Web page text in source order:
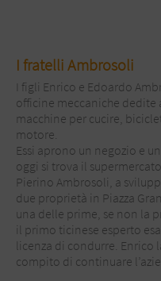
I fratelli Ambrosoli
I figli Enrico e Edoardo
officine meccaniche dedite
macchine per cucire,
motore.
Essi aprono un negozio e
oggi si trova il
Pierino Ambrosoli, a
due proprietà in Piazza
una delle prime, se non la
il primo ticinese esperto
licenza di condurre. Enrico
compito di continuare